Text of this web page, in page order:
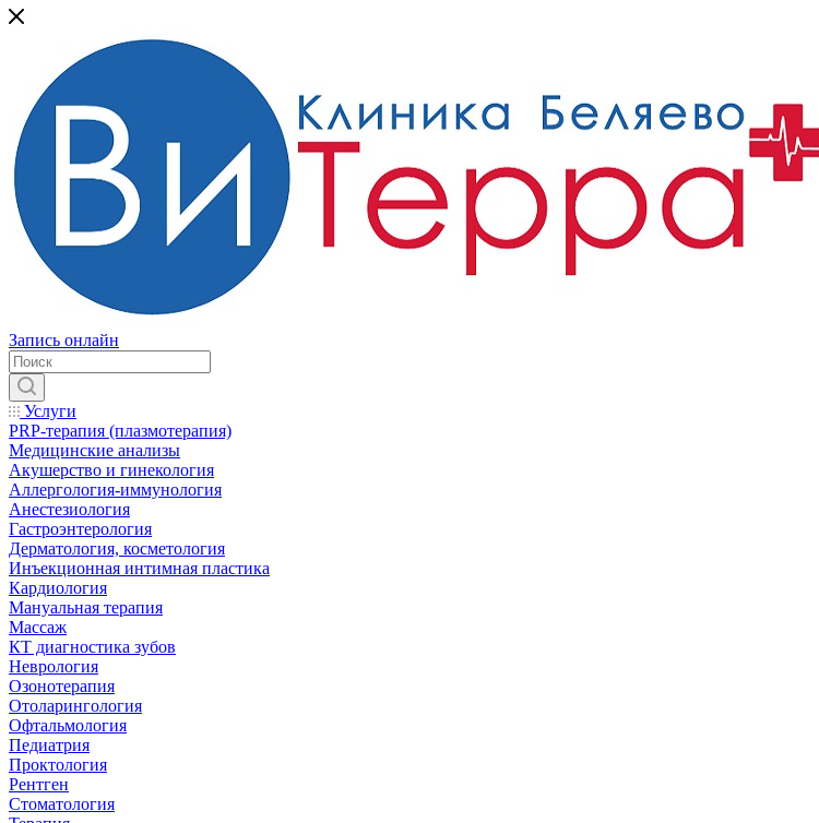
Запись онлайн
Услуги
PRP-терапия (плазмотерапия)
Медицинские анализы
Акушерство и гинекология
Аллергология-иммунология
Анестезиология
Гастроэнтерология
Дерматология, косметология
Инъекционная интимная пластика
Кардиология
Мануальная терапия
Массаж
КТ диагностика зубов
Неврология
Озонотерапия
Отоларингология
Офтальмология
Педиатрия
Проктология
Рентген
Стоматология